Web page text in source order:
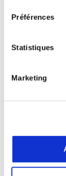
Préférences
Statistiques
Marketing
Facture
Comment